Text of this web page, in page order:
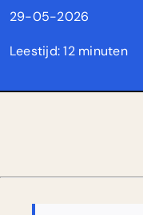
29-05-2026
Leestijd: 12 minuten